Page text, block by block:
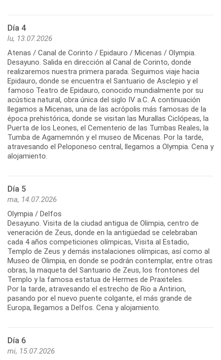
Día 4
lu, 13.07.2026
Atenas / Canal de Corinto / Epidauro / Micenas / Olympia.
Desayuno. Salida en dirección al Canal de Corinto, donde
realizaremos nuestra primera parada. Seguimos viaje hacia
Epidauro, donde se encuentra el Santuario de Asclepio y el
famoso Teatro de Epidauro, conocido mundialmente por su
acústica natural, obra única del siglo IV a.C. A continuación
llegamos a Micenas, una de las acrópolis más famosas de la
época prehistórica, donde se visitan las Murallas Ciclópeas, la
Puerta de los Leones, el Cementerio de las Tumbas Reales, la
Tumba de Agamemnón y el museo de Micenas. Por la tarde,
atravesando el Peloponeso central, llegamos a Olympia. Cena y
alojamiento.
Día 5
ma, 14.07.2026
Olympia / Delfos
Desayuno. Visita de la ciudad antigua de Olimpia, centro de
veneración de Zeus, donde en la antigüedad se celebraban
cada 4 años competiciones olímpicas, Visita al Estadio,
Templo de Zeus y demás instalaciones olímpicas, así como al
Museo de Olimpia, en donde se podrán contemplar, entre otras
obras, la maqueta del Santuario de Zeus, los frontones del
Templo y la famosa estatua de Hermes de Praxiteles.
Por la tarde, atravesando el estrecho de Rio a Antirion,
pasando por el nuevo puente colgante, el más grande de
Europa, llegamos a Delfos. Cena y alojamiento.
Día 6
mi, 15.07.2026